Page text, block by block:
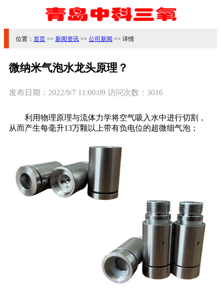
位置： 首页 >> 新闻资讯 >> 公司新闻 >> 详情
微纳米气泡水龙头原理？
发布日期： 2022/9/7 11:00:09 访问次数： 3016
利用物理原理与流体力学将空气吸入水中进行切割，
从而产生每毫升13万颗以上带有负电位的超微细气泡；